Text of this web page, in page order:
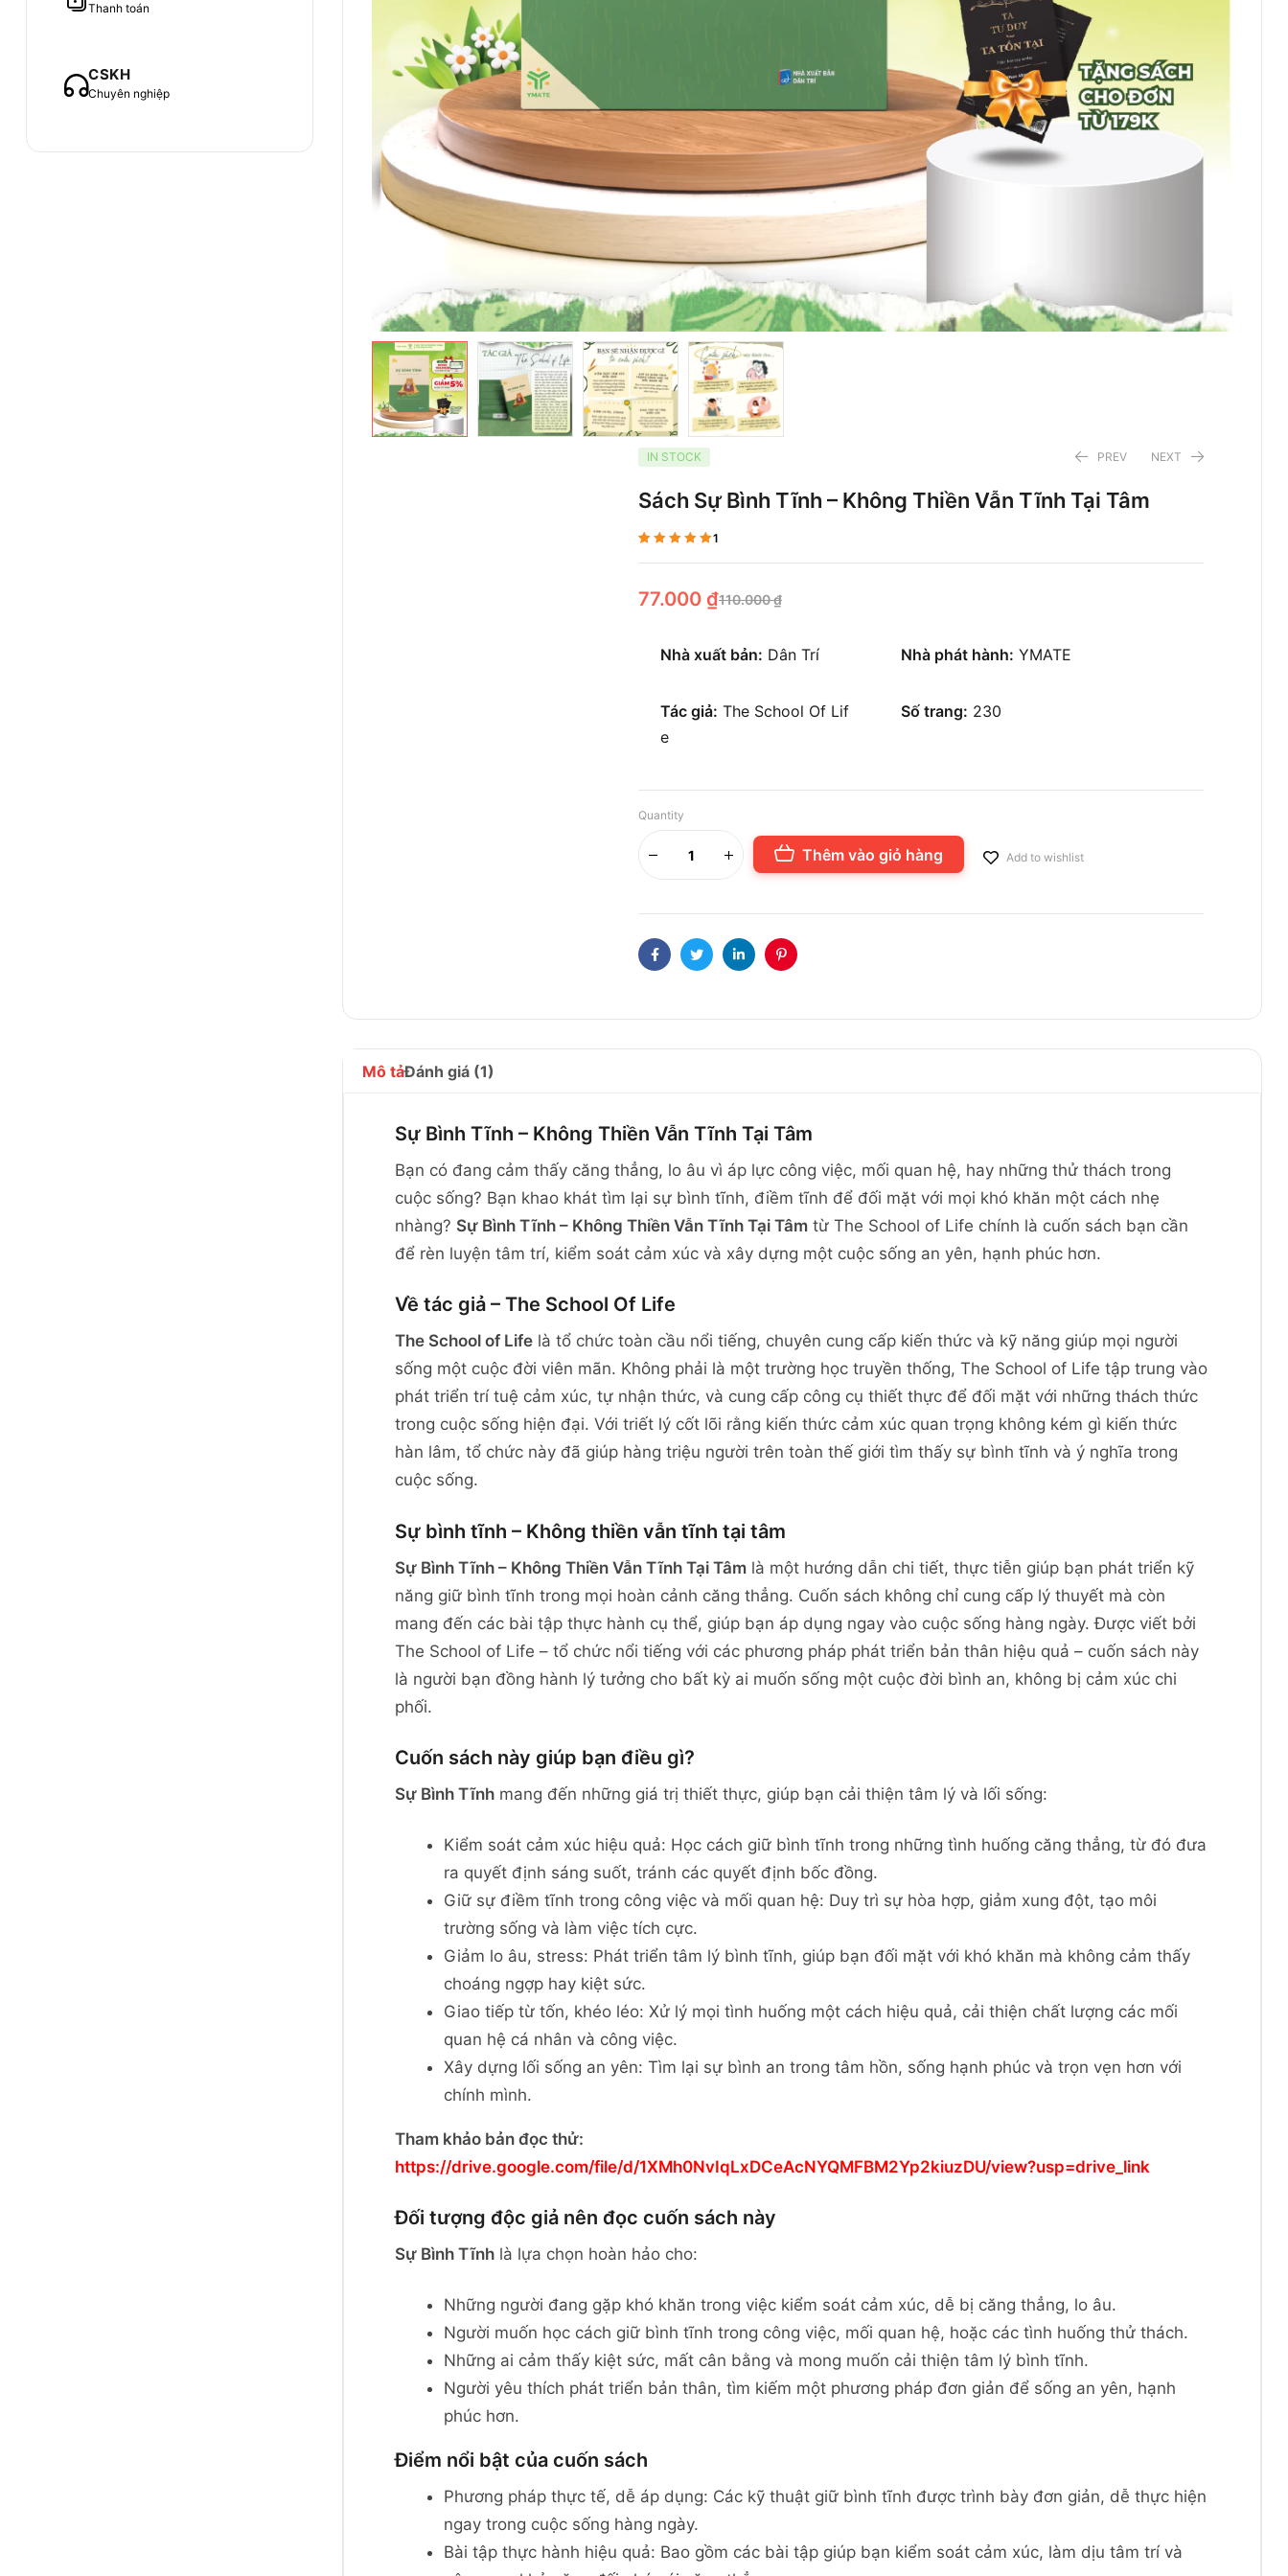
IN STOCK PREV NEXT
Sách Sự Bình Tĩnh – Không Thiền Vẫn Tĩnh Tại Tâm
1
110.000₫
77.000 ₫
Nhà xuất bản: Dân Trí Nhà phát hành: YMATE
Tác giả: The School Of Lif
e
Số trang: 230
Quantity
Thêm vào giỏ hàng Add to wishlist
FacebookTwitterLinkedinPinterest
Mô tảĐánh giá (1)
Sự Bình Tĩnh – Không Thiền Vẫn Tĩnh Tại Tâm
Bạn có đang cảm thấy căng thẳng, lo âu vì áp lực công việc, mối quan hệ, hay những thử thách trong
cuộc sống? Bạn khao khát tìm lại sự bình tĩnh, điềm tĩnh để đối mặt với mọi khó khăn một cách nhẹ
nhàng? Sự Bình Tĩnh – Không Thiền Vẫn Tĩnh Tại Tâm từ The School of Life chính là cuốn sách bạn cần
để rèn luyện tâm trí, kiểm soát cảm xúc và xây dựng một cuộc sống an yên, hạnh phúc hơn.
Về tác giả – The School Of Life
The School of Life là tổ chức toàn cầu nổi tiếng, chuyên cung cấp kiến thức và kỹ năng giúp mọi người
sống một cuộc đời viên mãn. Không phải là một trường học truyền thống, The School of Life tập trung vào
phát triển trí tuệ cảm xúc, tự nhận thức, và cung cấp công cụ thiết thực để đối mặt với những thách thức
trong cuộc sống hiện đại. Với triết lý cốt lõi rằng kiến thức cảm xúc quan trọng không kém gì kiến thức
hàn lâm, tổ chức này đã giúp hàng triệu người trên toàn thế giới tìm thấy sự bình tĩnh và ý nghĩa trong
cuộc sống.
Sự bình tĩnh – Không thiền vẫn tĩnh tại tâm
Sự Bình Tĩnh – Không Thiền Vẫn Tĩnh Tại Tâm là một hướng dẫn chi tiết, thực tiễn giúp bạn phát triển kỹ
năng giữ bình tĩnh trong mọi hoàn cảnh căng thẳng. Cuốn sách không chỉ cung cấp lý thuyết mà còn
mang đến các bài tập thực hành cụ thể, giúp bạn áp dụng ngay vào cuộc sống hàng ngày. Được viết bởi
The School of Life – tổ chức nổi tiếng với các phương pháp phát triển bản thân hiệu quả – cuốn sách này
là người bạn đồng hành lý tưởng cho bất kỳ ai muốn sống một cuộc đời bình an, không bị cảm xúc chi
phối.
Cuốn sách này giúp bạn điều gì?
Sự Bình Tĩnh mang đến những giá trị thiết thực, giúp bạn cải thiện tâm lý và lối sống:
Kiểm soát cảm xúc hiệu quả: Học cách giữ bình tĩnh trong những tình huống căng thẳng, từ đó đưa
ra quyết định sáng suốt, tránh các quyết định bốc đồng.
Giữ sự điềm tĩnh trong công việc và mối quan hệ: Duy trì sự hòa hợp, giảm xung đột, tạo môi
trường sống và làm việc tích cực.
Giảm lo âu, stress: Phát triển tâm lý bình tĩnh, giúp bạn đối mặt với khó khăn mà không cảm thấy
choáng ngợp hay kiệt sức.
Giao tiếp từ tốn, khéo léo: Xử lý mọi tình huống một cách hiệu quả, cải thiện chất lượng các mối
quan hệ cá nhân và công việc.
Xây dựng lối sống an yên: Tìm lại sự bình an trong tâm hồn, sống hạnh phúc và trọn vẹn hơn với
chính mình.
Tham khảo bản đọc thử:
https://drive.google.com/file/d/1XMh0NvIqLxDCeAcNYQMFBM2Yp2kiuzDU/view?usp=drive_link
Đối tượng độc giả nên đọc cuốn sách này
Sự Bình Tĩnh là lựa chọn hoàn hảo cho:
Những người đang gặp khó khăn trong việc kiểm soát cảm xúc, dễ bị căng thẳng, lo âu.
Người muốn học cách giữ bình tĩnh trong công việc, mối quan hệ, hoặc các tình huống thử thách.
Những ai cảm thấy kiệt sức, mất cân bằng và mong muốn cải thiện tâm lý bình tĩnh.
Người yêu thích phát triển bản thân, tìm kiếm một phương pháp đơn giản để sống an yên, hạnh
phúc hơn.
Điểm nổi bật của cuốn sách
Phương pháp thực tế, dễ áp dụng: Các kỹ thuật giữ bình tĩnh được trình bày đơn giản, dễ thực hiện
ngay trong cuộc sống hàng ngày.
Bài tập thực hành hiệu quả: Bao gồm các bài tập giúp bạn kiểm soát cảm xúc, làm dịu tâm trí và
Thanh toán
CSKH
Chuyên nghiệp